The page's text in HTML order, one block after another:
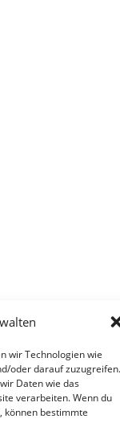
wir Technologien wie
oder darauf zuzugreifen.
Daten wie das
verarbeiten. Wenn du
können bestimmte